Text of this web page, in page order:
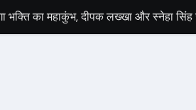
भक्ति का महाकुंभ, दीपक लख्खा और स्नेहा
ताकत : सुदेश महतो
1000 कांवरियों का भव्य जत्था, शिव